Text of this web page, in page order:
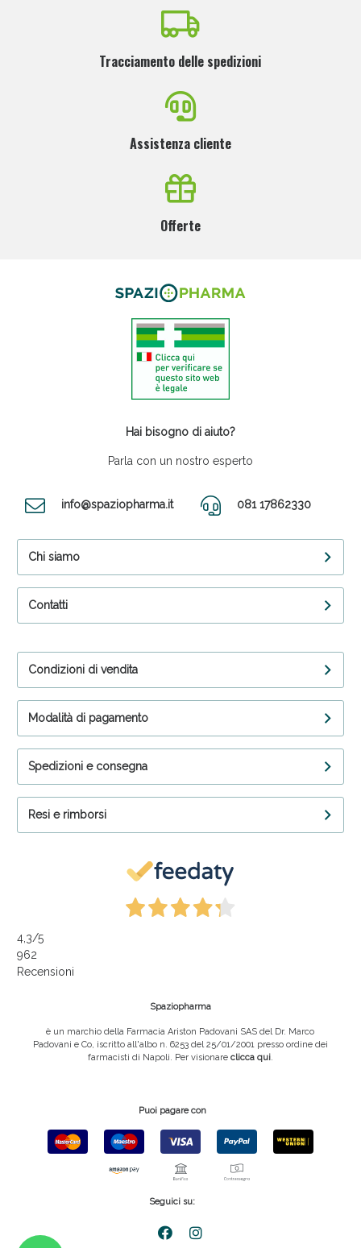
Tracciamento delle spedizioni
Assistenza cliente
Offerte
Hai bisogno di aiuto?
Parla con un nostro esperto
info@spaziopharma.it 081 17862330
Chi siamo
Contatti
Condizioni di vendita
Modalità di pagamento
Spedizioni e consegna
Resi e rimborsi
4,3/5
962
Recensioni
Spaziopharma
è un marchio della Farmacia Ariston Padovani SAS del Dr. Marco
Padovani e Co, iscritto all'albo n. 6253 del 25/01/2001 presso ordine dei
farmacisti di Napoli. Per visionare clicca qui.
Puoi pagare con
Seguici su: